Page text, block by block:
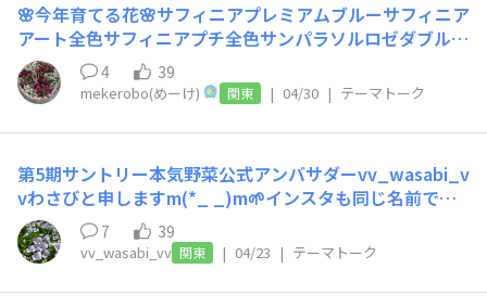
ゴリを選んで、あなたの願いとフェアリースター、スター
ティアラのお写真を投稿してみましょう📷
🌸今年育てる花🌸サフィニアプレミアムブルーサフィニア
アート全色サフィニアプチ全色サンパラソルロゼダブルサ
ンパラソルブルーフォリア春苗で購入したのは、以上のラ
インナップです🩷他にも、冬越し苗が多々あります♪
4 39
mekerobo(めーけ) 関東 | 04/30 | テーマトーク
第5期サントリー本気野菜公式アンバサダーvv_wasabi_v
vわさびと申しますm(*_ _)m‪🌱‬インスタも同じ名前です
(ง•ω•)ว♪キックオフミーティングを自分のミスですっぽ
かしてしまいこちらでご挨拶です💦好きな本気野菜はホワ
とろなす5月下旬〜6月上旬に引越しを控えています庭付
きになるので、畑ができます✨変わらずにプランター栽培
7 39
vv_wasabi_vv 関東 | 04/23 | テーマトーク